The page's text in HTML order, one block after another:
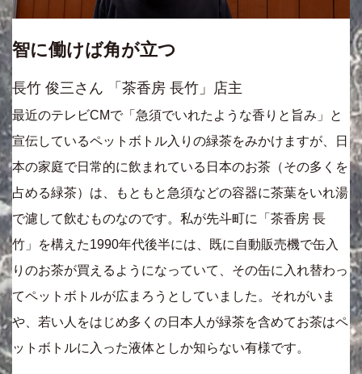
智に働けば角が立つ
長竹 俊三さん 「茶香房 長竹」店主
最近のテレビCMで「急須でいれたような香りと旨み」と
宣伝しているペットボトル入りの緑茶をみかけますが、日
本の家庭で日常的に飲まれている日本のお茶（その多くを
占める緑茶）は、もともと急須などの容器に茶葉をいれ湯
で濾して飲むものなのです。私が先斗町に「茶香房 長
竹」を構えた1990年代後半には、既に自動販売機で缶入
りのお茶が買えるようになっていて、その缶に入れ替わっ
てペットボトルが広まろうとしていました。それがいま
や、若い人をはじめ多くの日本人が緑茶を含めてお茶はペ
ットボトルに入った液体としか知らない有様です。